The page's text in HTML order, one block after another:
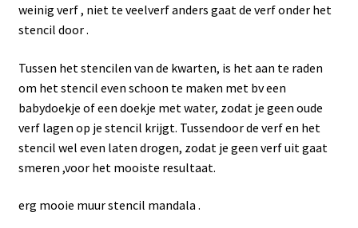
weinig verf , niet te veelverf anders gaat de verf onder het
stencil door .
Tussen het stencilen van de kwarten, is het aan te raden
om het stencil even schoon te maken met bv een
babydoekje of een doekje met water, zodat je geen oude
verf lagen op je stencil krijgt. Tussendoor de verf en het
stencil wel even laten drogen, zodat je geen verf uit gaat
smeren ,voor het mooiste resultaat.
erg mooie muur stencil mandala .